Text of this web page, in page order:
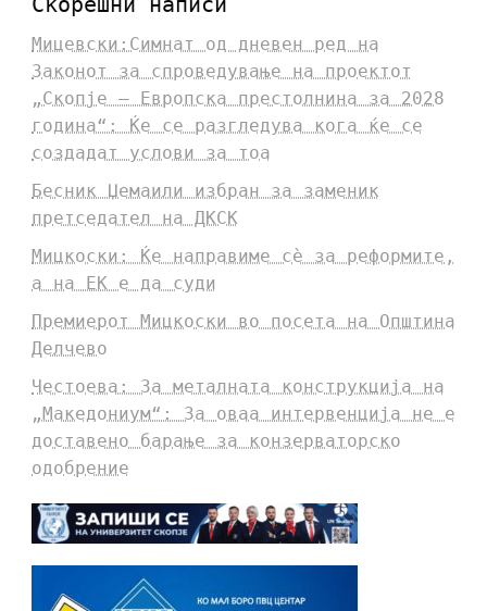
Мицевски:Симнат од дневен ред на
Законот за спроведување на проектот
„Скопје – Европска престолнина за 2028
година“: Ќе се разгледува кога ќе се
создадат услови за тоа
Бесник Џемаили избран за заменик
претседател на ДКСК
Мицкоски: Ќе направиме сè за реформите,
а на ЕК е да суди
Премиерот Мицкоски во посета на Општина
Делчево
Честоева: За металната конструкција на
„Македониум“: За оваа интервенција не е
доставено барање за конзерваторско
одобрение